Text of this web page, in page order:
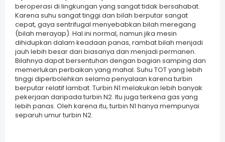
beroperasi di lingkungan yang sangat tidak bersahabat.
Karena suhu sangat tinggi dan bilah berputar sangat
cepat, gaya sentrifugal menyebabkan bilah meregang
(bilah merayap). Hal ini normal, namun jika mesin
dihidupkan dalam keadaan panas, rambat bilah menjadi
jauh lebih besar dari biasanya dan menjadi permanen.
Bilahnya dapat bersentuhan dengan bagian samping dan
memerlukan perbaikan yang mahal. Suhu TOT yang lebih
tinggi diperbolehkan selama penyalaan karena turbin
berputar relatif lambat. Turbin N1 melakukan lebih banyak
pekerjaan daripada turbin N2. Itu juga terkena gas yang
lebih panas. Oleh karena itu, turbin N1 hanya mempunyai
separuh umur turbin N2.